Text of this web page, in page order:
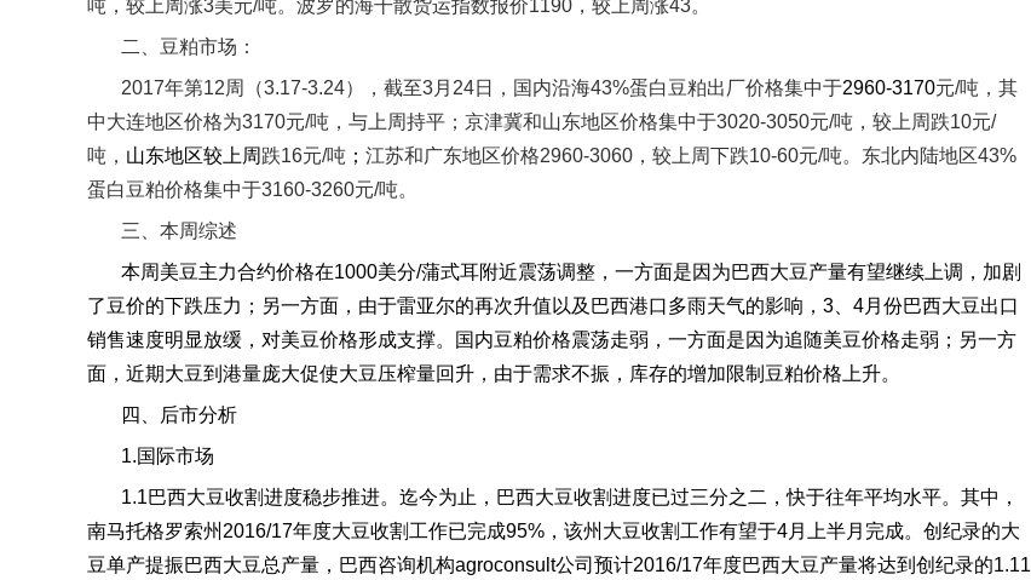
吨，较上周涨3美元/吨。波罗的海干散货运指数报价1190 ，较上周涨43。
二、豆粕市场：
2017年第12周（3.17-3.24），截至3月 24日，国内沿海43%蛋白豆粕出厂价格集中于2960-3170元/吨，其
中大连地区价格为3170元/吨，与上周持平；京津冀和山东地区价格集中于3020-3050元/吨，较上周跌10元/
吨， 山东地区较上周跌16元/吨 ； 江苏和广东地区价格2960-3060 ，较上周下跌10-60元/吨。东北内陆地区43%
蛋白豆粕价格集中于3160-3260元/吨。
三、本周综述
本周美豆主力合约价格在1000美分/蒲式耳附近震荡调整，一方面是因为巴西大豆产量有望继续上调，加剧
了豆价的下跌压力；另一方面，由于雷亚尔的再次升值以及巴西港口多雨天气的影响， 3 4月份巴西大豆出口
销售速度明显放缓，对美豆价格形成支撑。国内豆粕价格震荡走弱，一方面是因为追随美豆价格走弱；另一方
面，近期大豆到港量庞大促使大豆压榨量回升，由于需求不振，库存的增加限制豆粕价格上升。
四、后市分析
1.国际市场
1.1巴西大豆收割进度稳步推进。迄今为止，巴西大豆收割进度已过三分之二，快于往年平均水平。其中，
南马托格罗索州 2016/17年度大豆收割工作已完成95% ，该州大豆收割工作有望于4月上半月完成。创纪录的大
豆单产提振巴西大豆总产量，巴西咨询机构agroconsult公司预计2016/17年度巴西大豆产量将达到创纪录的1.11